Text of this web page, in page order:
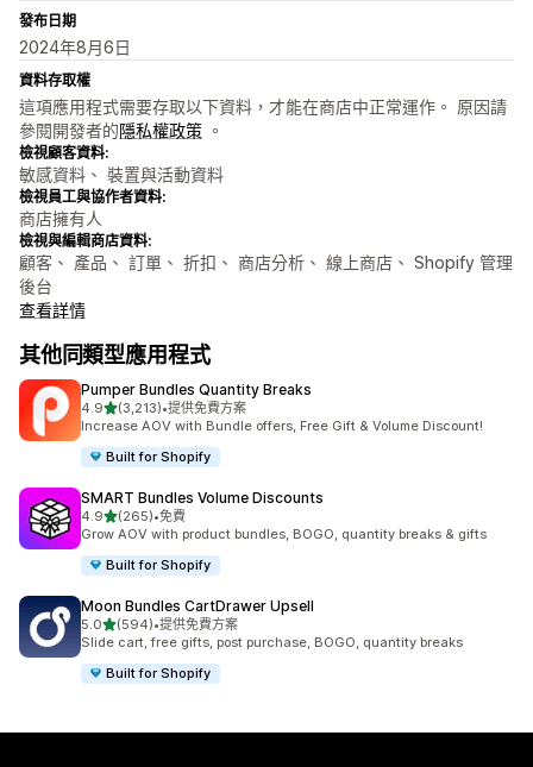
發布日期
2024年8月6日
資料存取權
這項應用程式需要存取以下資料，才能在商店中正常運作。 原因請
參閱開發者的隱私權政策 。
檢視顧客資料:
敏感資料、 裝置與活動資料
檢視員工與協作者資料:
商店擁有人
檢視與編輯商店資料:
顧客、 產品、 訂單、 折扣、 商店分析、 線上商店、 Shopify 管理
後台
查看詳情
其他同類型應用程式
Pumper Bundles Quantity Breaks
4.9滿分 5 顆星
(3,213)
共有 3213 則評價
•提供免費方案
Increase AOV with Bundle offers, Free Gift & Volume Discount!
Built for Shopify
SMART Bundles Volume Discounts
4.9滿分 5 顆星
(265)
共有 265 則評價
•免費
Grow AOV with product bundles, BOGO, quantity breaks & gifts
Built for Shopify
Moon Bundles CartDrawer Upsell
5.0滿分 5 顆星
(594)
共有 594 則評價
•提供免費方案
Slide cart, free gifts, post purchase, BOGO, quantity breaks
Built for Shopify